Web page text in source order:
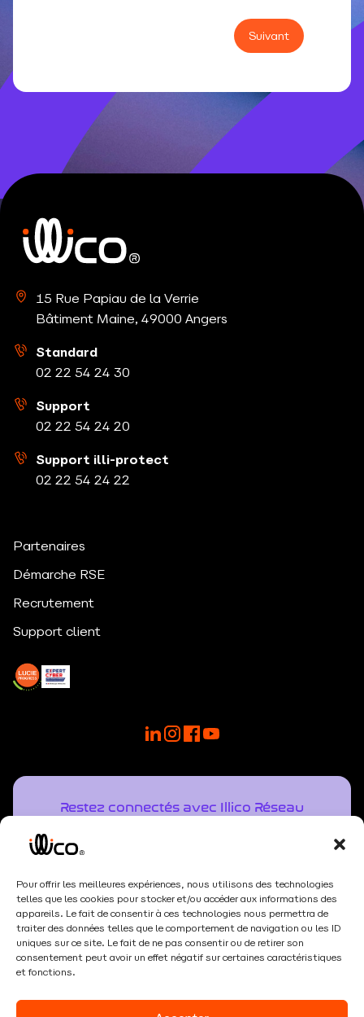
Pour offrir les meilleures expériences, nous utilisons des technologies
telles que les cookies pour stocker et/ou accéder aux informations des
appareils. Le fait de consentir à ces technologies nous permettra de
traiter des données telles que le comportement de navigation ou les ID
uniques sur ce site. Le fait de ne pas consentir ou de retirer son
consentement peut avoir un effet négatif sur certaines caractéristiques
et fonctions.
Suivant
15 Rue Papiau de la Verrie
Bâtiment Maine, 49000 Angers
Standard
02 22 54 24 30
Support
02 22 54 24 20
Support illi-protect
02 22 54 24 22
Partenaires
Démarche RSE
Recrutement
Support client
Restez connectés avec Illico Réseau
Recevez directement dans votre boîte mail une
évolutions du numérique.
Newsletter